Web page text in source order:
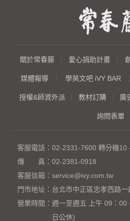
關於常春藤 愛心捐助計畫
媒體報導 學英文吧 iVY BAR
授權&師資外派 教材訂購 廣
詢問表單
客服電話： 02-2331-7600 轉分機10
傳 真： 02-2381-0918
客服信箱： service@ivy.com.tw
門市地址： 台北市中正區忠孝西路
營業時間： 週一至週五 上午 09：
日公休)